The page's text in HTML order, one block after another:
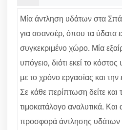
Μία άντληση υδάτων στα
για ασανσέρ, όπου τα ύδατα
συγκεκριμένο χώρο. Μία
υπόγειο, διότι εκεί το
με το χρόνο εργασίας και
Σε κάθε περίπτωση δείτε
τιμοκατάλογο αναλυτικά. Και
προσφορά άντλησης υδάτων